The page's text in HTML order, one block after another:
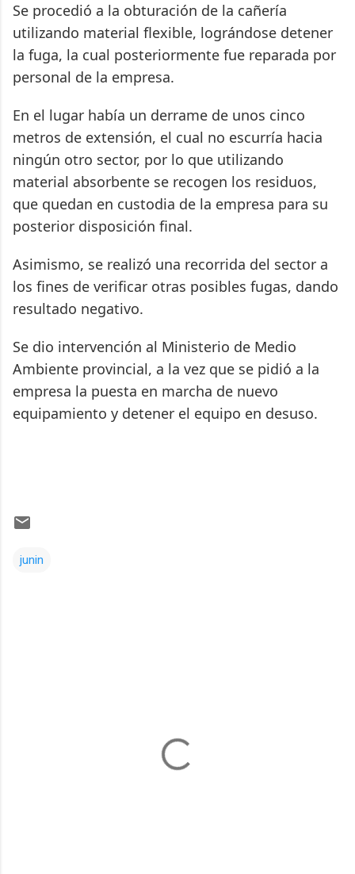
Se procedió a la obturación de la cañería
utilizando material flexible, lográndose detener
la fuga, la cual posteriormente fue reparada por
personal de la empresa.
En el lugar había un derrame de unos cinco
metros de extensión, el cual no escurría hacia
ningún otro sector, por lo que utilizando
material absorbente se recogen los residuos,
que quedan en custodia de la empresa para su
posterior disposición final.
Asimismo, se realizó una recorrida del sector a
los fines de verificar otras posibles fugas, dando
resultado negativo.
Se dio intervención al Ministerio de Medio
Ambiente provincial, a la vez que se pidió a la
empresa la puesta en marcha de nuevo
equipamiento y detener el equipo en desuso.
junin